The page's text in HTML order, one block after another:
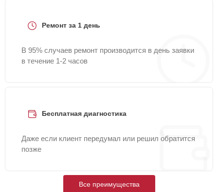
Ремонт за 1 день
В 95% случаев ремонт производится в день заявки
в течение 1-2 часов
Бесплатная диагностика
Даже если клиент передумал или решил обратится
позже
Все преимущества